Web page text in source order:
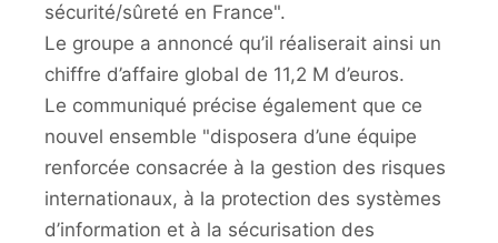
sécurité/sûreté en France".
Le groupe a annoncé qu’il réaliserait ainsi un
chiffre d’affaire global de 11,2 M d’euros.
Le communiqué précise également que ce
nouvel ensemble "disposera d’une équipe
renforcée consacrée à la gestion des risques
internationaux, à la protection des systèmes
d’information et à la sécurisation des